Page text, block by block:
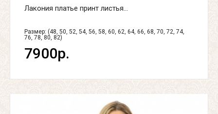
Лакония платье принт листья...
Размер: (48, 50, 52, 54, 56, 58, 60, 62, 64, 66, 68, 70, 72, 74,
76, 78, 80, 82)
7900р.